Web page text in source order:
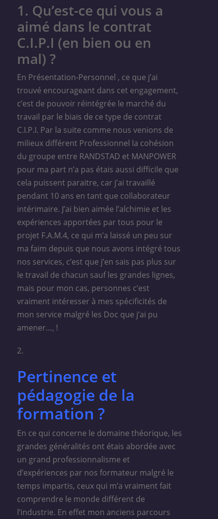
1. Qu’est-ce qui vous a
aimé dans le contrat
C.I.P.I (en bien ou en
mal) ?
En Présentation-Personnel , ce que j’ai
trouvé encourageant dans cet engagement,
c’est de pouvoir réintégrée le marché du
travail par le biais de ce type de contrat
C.I.P.I. Par la suite comme nous venions de
milieux différent Professionnel la cohésion
du groupe entre RANDSTAD et MANPOWER
pour ma part n’a pas étais aussi difficile que
cela puissent paraitre, car j’ai travaillé
pendant 10 ans en tant que collaborateur
intérimaire. J’ai bien aimée l’alchimie et les
expériences apportées par tous pour le
projet F.A.M.4, ce qui m’a laissé un peu sur
ma faim depuis que nous avons intégré tous
nos services, c’est que j’en sais pas plus sur
le travail de chacun sauf les grandes lignes,
mais pour mon cas, personnes c’est
vraiment intéresser à mes spécificités de
mon service malgré les Doc que j’ai pu
amener…, !
2.
Pertinence et
pédagogie de la
formation ?
En ce qui concerne le domaine théorique, les
grandes généralités ont étais abordée avec
un grand professionnalisme et
d’expériences par nos formateur malgré le
temps impartis, ceux qui m’a vraiment fait
comprendre le monde différent de
l’industrie. En effet mon anciens parcours